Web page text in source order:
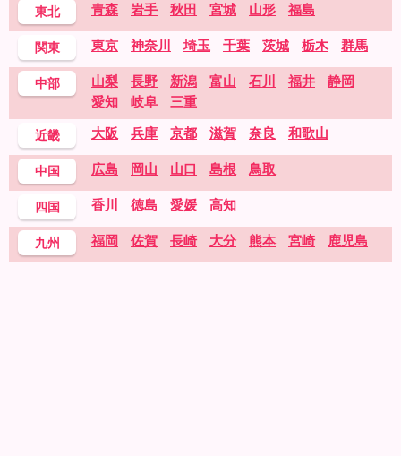
東北 青森 岩手 秋田 宮城 山形 福島
関東 東京 神奈川 埼玉 千葉 茨城 栃木 群馬
中部 山梨 長野 新潟 富山 石川 福井
静岡
愛知
岐阜 三重
近畿 大阪 兵庫 京都 滋賀 奈良 和歌山
中国 広島 岡山 山口 島根 鳥取
四国 香川 徳島 愛媛 高知
九州 福岡 佐賀 長崎 大分 熊本 宮崎 鹿児島